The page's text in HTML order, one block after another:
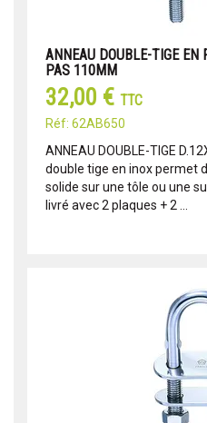
ANNEAU DOUBLE-TIGE
PAS 110MM
32,00 € TTC
Réf: 62AB650
ANNEAU DOUBLE-TIGE
double tige en inox permet
solide sur une tôle ou une
livré avec 2 plaques + 2 ...